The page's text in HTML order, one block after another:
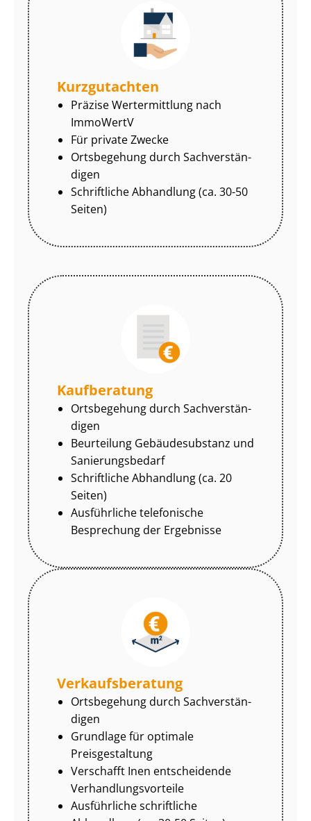
Kurzgutachten
Präzise Wertermittlung nach
ImmoWertV
Für private Zwecke
Ortsbegehung durch Sach­ver­stän­
di­gen
Schriftliche Abhandlung (ca. 30-50
Seiten)
Kaufberatung
Ortsbegehung durch Sach­ver­stän­
di­gen
Beurteilung Gebäudesubstanz und
Sa­nie­rungs­be­darf
Schriftliche Abhandlung (ca. 20
Seiten)
Ausführliche telefonische
Besprechung der Ergebnisse
Ver­kaufs­be­ra­tung
Ortsbegehung durch Sach­ver­stän­
di­gen
Grundlage für optimale
Preisgestaltung
Verschafft Inen entscheidende
Ver­hand­lungs­vor­tei­le
Ausführliche schriftliche